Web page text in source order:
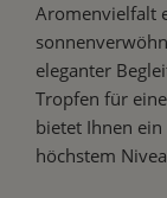
Aromenvielfalt
eleganter
Tropfen für
bietet Ihnen
höchstem